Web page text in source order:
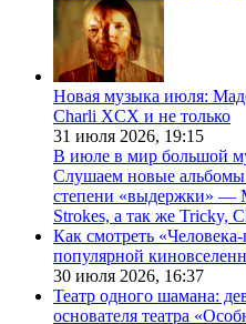
Новая музыка июля:
Charli XCX и не только
31 июля 2026, 19:15
В июле в мир большой
Слушаем новые альбомы
степени «выдержки» —
Strokes, а так же Tricky,
Как смотреть
популярной
30 июля 2026, 16:37
Театр одного шамана:
основателя театра